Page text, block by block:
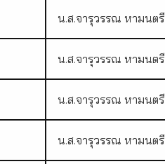
น.ส.จารุวรรณ หามนตรี
น.ส.จารุวรรณ หามนตรี
น.ส.จารุวรรณ หามนตรี
น.ส.จารุวรรณ หามนตรี